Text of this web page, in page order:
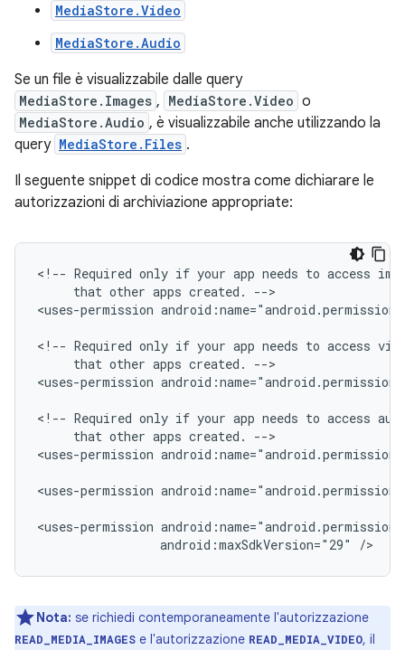
MediaStore.Video
MediaStore.Audio
Se un file è visualizzabile dalle query
MediaStore.Images , MediaStore.Video o
MediaStore.Audio , è visualizzabile anche utilizzando la
query MediaStore.Files .
Il seguente snippet di codice mostra come dichiarare le
autorizzazioni di archiviazione appropriate:
<!-- Required only if your app needs to access
that other apps created.
-->
<uses-permission
<!-- Required only if your app needs to access
that other apps created.
-->
<uses-permission
<!-- Required only if your app needs to access
that other apps created.
-->
<uses-permission
<uses-permission
<uses-permission
android:maxSdkVersion="29"
/>
Nota: se richiedi contemporaneamente l'autorizzazione
READ_MEDIA_IMAGES e l'autorizzazione READ_MEDIA_VIDEO, il